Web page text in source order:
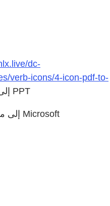
dc-
verb-icons/4-icon-pdf-to-
PDF إلى PPT